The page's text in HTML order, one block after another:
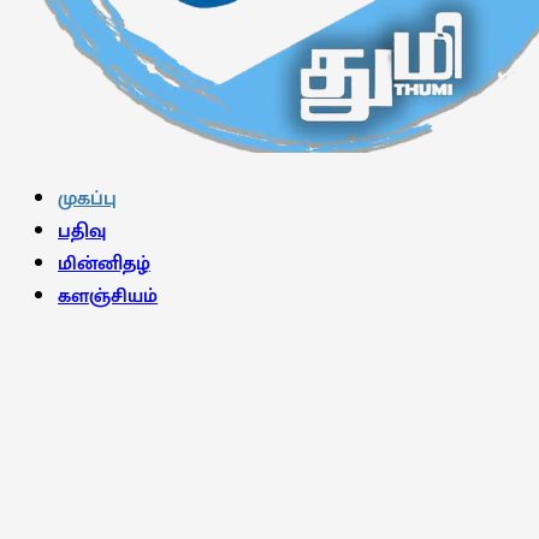
முகப்பு
பதிவு
மின்னிதழ்
களஞ்சியம்